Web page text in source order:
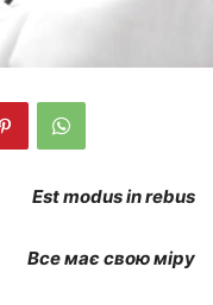
Est modus in rebus
Все має свою міру